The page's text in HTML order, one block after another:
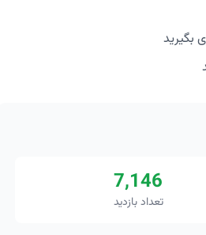
بگیرید
7,146
تعداد بازدید